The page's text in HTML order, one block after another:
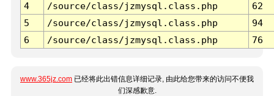
4
/source/class/jzmysql.class.php
62
5
/source/class/jzmysql.class.php
94
6
/source/class/jzmysql.class.php 76
www.365jz.com 已经将此出错信息详细记录, 由此给您带来的访问不便我
们深感歉意.